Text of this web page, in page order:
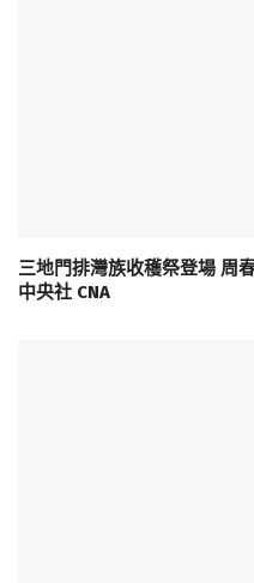
三地門排灣族收穫祭登場 周
中央社 CNA